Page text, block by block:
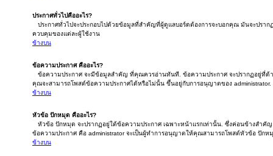
ประกาศทั่วไปคืออะไร?
ประกาศทั่วไปจะประกอบไปด้วยข้อมูลที่สำคัญที่ผู้ดูแลบอร์ดต้องการจะบอกคุณ มันจะปรา
ควบคุมของแต่ละผู้ใช้งาน
ข้างบน
ข้อความประกาศ คืออะไร?
ข้อความประกาศ จะมีข้อมูลสำคัญ ที่คุณควรอ่านทันที. ข้อความประกาศ จะปรากฏอยู่ที่ด้
คุณจะสามารถโพสต์ข้อความประกาศได้หรือไม่นั้น ขึ้นอยู่กับการอนุญาตของ administrator.
ข้างบน
หัวข้อ ปักหมุด คืออะไร?
หัวข้อ ปักหมุด จะปรากฏอยู่ใต้ข้อความประกาศ เฉพาะหน้าแรกเท่านั้น. ซึ่งค่อนข้างสำคั
ข้อความประกาศ คือ administrator จะเป็นผู้ทำการอนุญาตให้คุณสามารถโพสต์หัวข้อ ปักห
ข้างบน